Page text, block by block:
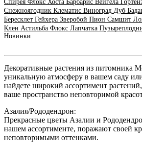
Спирея Флокс Хоста Барбарис Вейгела
Снежноягодник Клематис Виноград Дуб
Бересклет Гейхера Зверобой Пион Самшит
Клен Астильба Флокс Лапчатка
Новинки
Декоративные растения из питомника
уникальную атмосферу в вашем саду
найдете широкий ассортимент
ваше пространство неповторимой
Азалия/Рододендрон:
Прекрасные цветы Азалии и
нашем ассортименте, поражают своей
неповторимыми оттенками.